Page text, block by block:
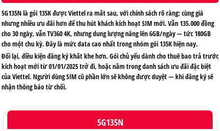
5G135N là gói 135K được Viettel ra mắt sau, với chính sách rõ ràng: cùng giá
nhưng nhiều ưu đãi hơn để thu hút khách kích hoạt SIM mới. Vẫn 135.000 đồng
cho 30 ngày, vẫn TV360 4K, nhưng dung lượng nâng lên 6GB/ngày — tức 180GB
cho một chu kỳ. Đây là mức data cao nhất trong nhóm gói 135K hiện nay.
Đổi lại, điều kiện đăng ký khắt khe hơn. Gói chủ yếu dành cho thuê bao trả trước
kích hoạt mới từ 01/01/2025 trở đi, hoặc nằm trong danh sách ưu đãi đặc biệt
của Viettel. Người dùng SIM cũ phần lớn sẽ không được duyệt — khi đăng ký sẽ
nhận thông báo từ chối.
5G135N